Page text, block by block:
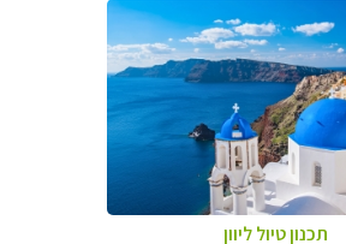
תכנון טיול ליוון